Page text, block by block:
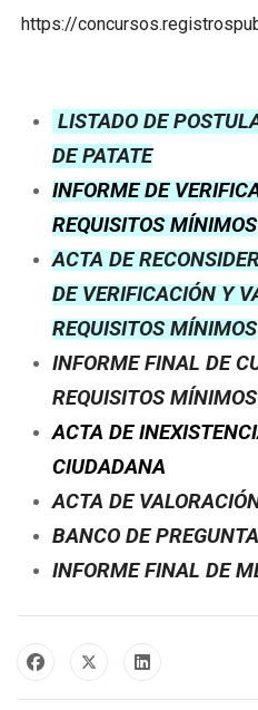
https://
LISTADO DE
DE PATATE
INFORME DE
REQUISITOS MÍNIMOS
ACTA DE
DE VERIFICACIÓN Y
REQUISITOS MÍNIMOS
INFORME FINAL DE
REQUISITOS MÍNIMOS
ACTA DE
CIUDADANA
ACTA DE
BANCO DE
INFORME FINAL DE